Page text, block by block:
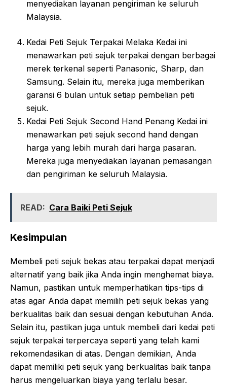
menyediakan layanan pengiriman ke seluruh
Malaysia.
Kedai Peti Sejuk Terpakai Melaka Kedai ini
menawarkan peti sejuk terpakai dengan berbagai
merek terkenal seperti Panasonic, Sharp, dan
Samsung. Selain itu, mereka juga memberikan
garansi 6 bulan untuk setiap pembelian peti
sejuk.
Kedai Peti Sejuk Second Hand Penang Kedai ini
menawarkan peti sejuk second hand dengan
harga yang lebih murah dari harga pasaran.
Mereka juga menyediakan layanan pemasangan
dan pengiriman ke seluruh Malaysia.
READ: Cara Baiki Peti Sejuk
Kesimpulan
Membeli peti sejuk bekas atau terpakai dapat menjadi
alternatif yang baik jika Anda ingin menghemat biaya.
Namun, pastikan untuk memperhatikan tips-tips di
atas agar Anda dapat memilih peti sejuk bekas yang
berkualitas baik dan sesuai dengan kebutuhan Anda.
Selain itu, pastikan juga untuk membeli dari kedai peti
sejuk terpakai terpercaya seperti yang telah kami
rekomendasikan di atas. Dengan demikian, Anda
dapat memiliki peti sejuk yang berkualitas baik tanpa
harus mengeluarkan biaya yang terlalu besar.